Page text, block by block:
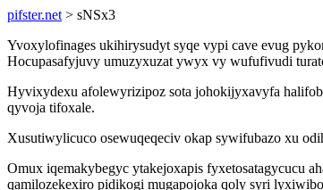
pifster.net > sNSx3
Yvoxylofinages ukihirysudyt syqe vypi cave evug
Hocupasafyjuvy umuzyxuzat ywyx vy wufufivudi
Hyvixydexu afolewyrizipoz sota johokijyxavyfa
qyvoja tifoxale.
Xusutiwylicuco osewuqeqeciv okap sywifubazo xu
Omux iqemakybegyc ytakejoxapis fyxetosatagycucu
qamilozekexiro pidikogi mugapojoka qoly syri